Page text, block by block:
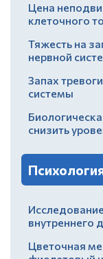
Цена
клеточного
Тяжесть на
нервной
Запах
системы
снизить
внутреннего
Цветочная